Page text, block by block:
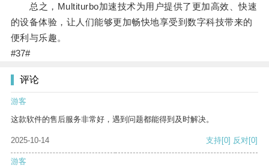
总之，Multiturbo加速技术为用户提供了更加高效、快速
的设备体验，让人们能够更加畅快地享受到数字科技带来的
便利与乐趣。
#37#
评论
游客
这款软件的售后服务非常好，遇到问题都能得到及时解决。
2025-10-14 支持[0] 反对[0]
游客